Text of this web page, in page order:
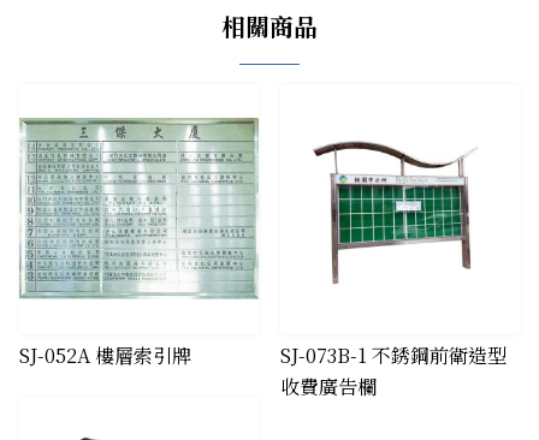
相關商品
​SJ-052A 樓層索引牌
SJ-073B-1 不銹鋼前衛造型
收費廣告欄